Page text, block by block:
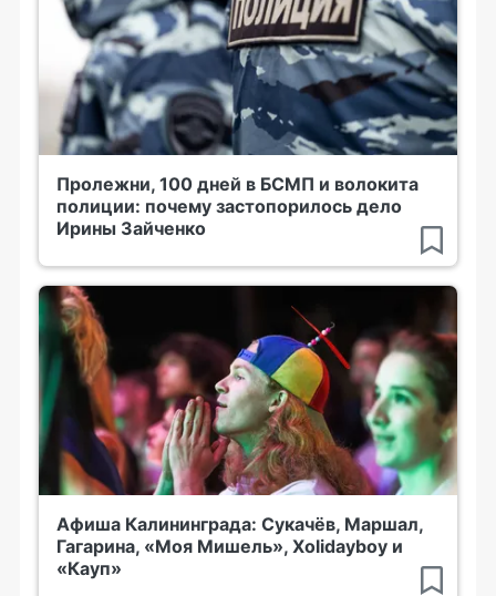
Пролежни, 100 дней в БСМП и волокита
полиции: почему застопорилось дело
Ирины Зайченко
Афиша Калининграда: Сукачёв, Маршал,
Гагарина, «Моя Мишель», Xolidayboy и
«Кауп»